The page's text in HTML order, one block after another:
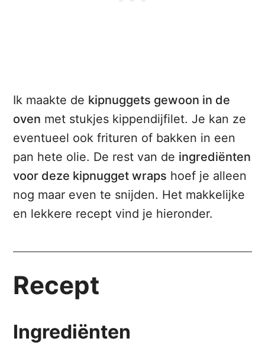
Ik maakte de kipnuggets gewoon in de
oven met stukjes kippendijfilet. Je kan ze
eventueel ook frituren of bakken in een
pan hete olie. De rest van de ingrediënten
voor deze kipnugget wraps hoef je alleen
nog maar even te snijden. Het makkelijke
en lekkere recept vind je hieronder.
Recept
Ingrediënten